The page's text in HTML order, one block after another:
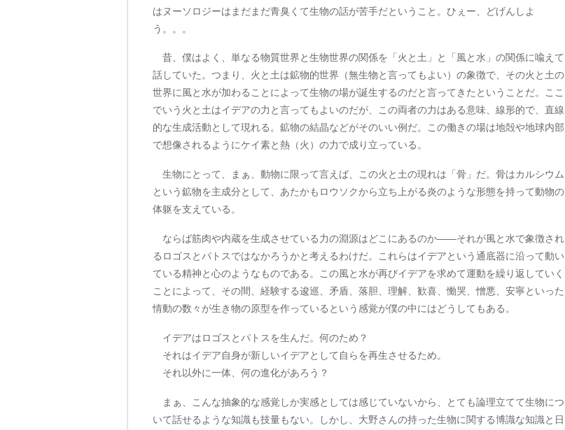
はヌーソロジーはまだまだ青臭くて生物の話が苦手だということ。ひぇー、どげんしよ
う。。。
昔、僕はよく、単なる物質世界と生物世界の関係を「火と土」と「風と水」の関係に喩えて
話していた。つまり、火と土は鉱物的世界（無生物と言ってもよい）の象徴で、その火と土の
世界に風と水が加わることによって生物の場が誕生するのだと言ってきたということだ。ここ
でいう火と土はイデアの力と言ってもよいのだが、この両者の力はある意味、線形的で、直線
的な生成活動として現れる。鉱物の結晶などがそのいい例だ。この働きの場は地殻や地球内部
で想像されるようにケイ素と熱（火）の力で成り立っている。
生物にとって、まぁ、動物に限って言えば、この火と土の現れは「骨」だ。骨はカルシウム
という鉱物を主成分として、あたかもロウソクから立ち上がる炎のような形態を持って動物の
体躯を支えている。
ならば筋肉や内蔵を生成させている力の淵源はどこにあるのか——それが風と水で象徴され
るロゴスとパトスではなかろうかと考えるわけだ。これらはイデアという通底器に沿って動い
ている精神と心のようなものである。この風と水が再びイデアを求めて運動を繰り返していく
ことによって、その間、経験する逡巡、矛盾、落胆、理解、歓喜、慟哭、憎悪、安寧といった
情動の数々が生き物の原型を作っているという感覚が僕の中にはどうしてもある。
イデアはロゴスとパトスを生んだ。何のため？
それはイデア自身が新しいイデアとして自らを再生させるため。
それ以外に一体、何の進化があろう？
まぁ、こんな抽象的な感覚しか実感としては感じていないから、とても論理立てて生物につ
いて話せるような知識も技量もない。しかし、大野さんの持った生物に関する博識な知識と日